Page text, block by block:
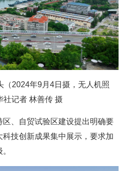
（2024年9月4日摄，无人机照
社记者 林善传 摄
、自贸试验区建设提出明确要
技创新成果集中展示，要求加